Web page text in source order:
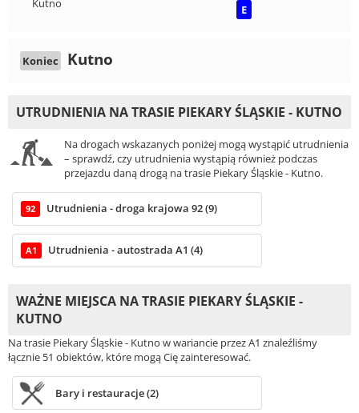
E
Koniec Kutno
UTRUDNIENIA NA TRASIE PIEKARY ŚLĄSKIE - KUTNO
Na drogach wskazanych poniżej mogą wystąpić utrudnienia
– sprawdź, czy utrudnienia wystąpią również podczas
przejazdu daną drogą na trasie Piekary Śląskie - Kutno.
92 Utrudnienia - droga krajowa 92 (9)
A1 Utrudnienia - autostrada A1 (4)
WAŻNE MIEJSCA NA TRASIE PIEKARY ŚLĄSKIE -
KUTNO
Na trasie Piekary Śląskie - Kutno w wariancie przez A1 znaleźliśmy
łącznie 51 obiektów, które mogą Cię zainteresować.
Bary i restauracje (2)